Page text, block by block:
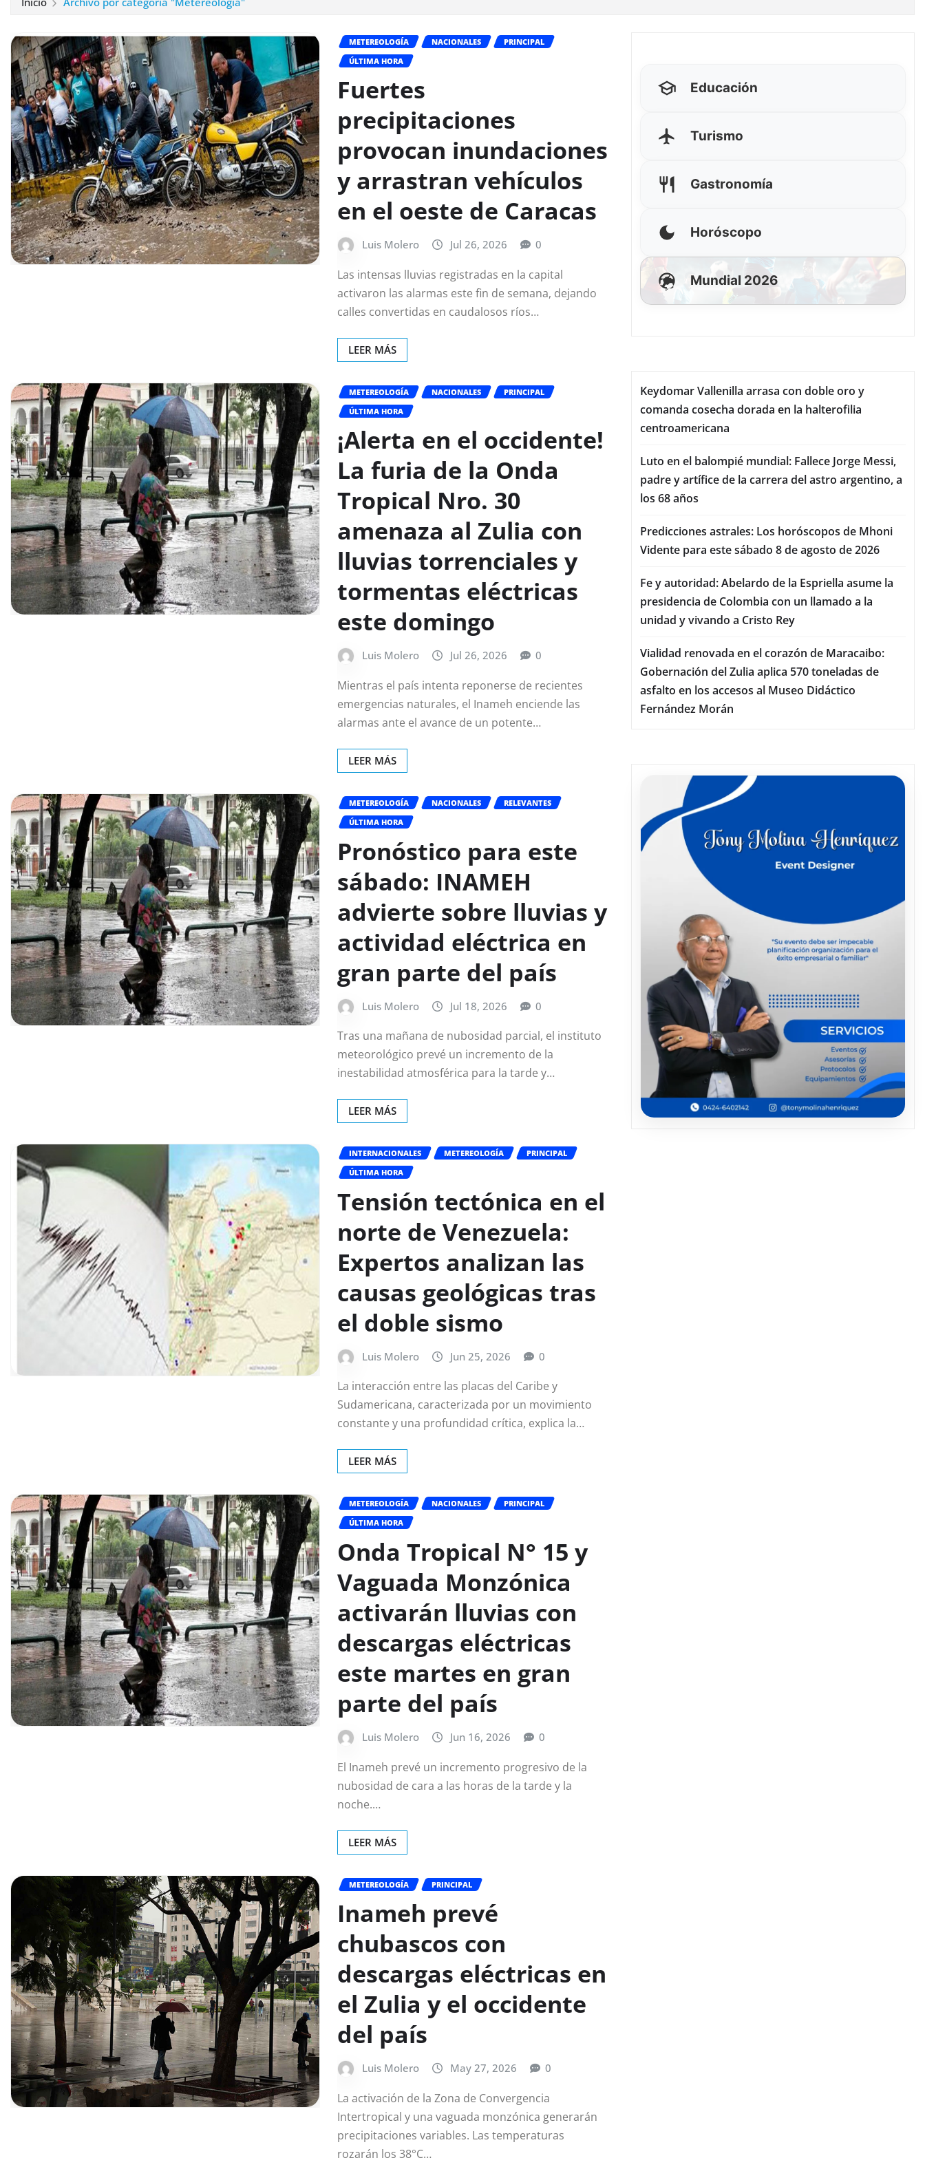
METEREOLOGÍA NACIONALES
PRINCIPAL
ÚLTIMA HORA
Fuertes
precipitaciones
provocan inundaciones
y arrastran vehículos
en el oeste de Caracas
Luis Molero Jul 26, 2026 0
Las intensas lluvias registradas en la capital
activaron las alarmas este fin de semana, dejando
calles convertidas en caudalosos ríos…
LEER MÁS
METEREOLOGÍA NACIONALES
PRINCIPAL
ÚLTIMA HORA
¡Alerta en el occidente!
La furia de la Onda
Tropical Nro. 30
amenaza al Zulia con
lluvias torrenciales y
tormentas eléctricas
este domingo
Luis Molero Jul 26, 2026 0
Mientras el país intenta reponerse de recientes
emergencias naturales, el Inameh enciende las
alarmas ante el avance de un potente…
LEER MÁS
METEREOLOGÍA NACIONALES
RELEVANTES
ÚLTIMA HORA
Pronóstico para este
sábado: INAMEH
advierte sobre lluvias y
actividad eléctrica en
gran parte del país
Luis Molero Jul 18, 2026 0
Tras una mañana de nubosidad parcial, el instituto
meteorológico prevé un incremento de la
inestabilidad atmosférica para la tarde y…
LEER MÁS
INTERNACIONALES METEREOLOGÍA
PRINCIPAL
ÚLTIMA HORA
Tensión tectónica en el
norte de Venezuela:
Expertos analizan las
causas geológicas tras
el doble sismo
Luis Molero Jun 25, 2026 0
La interacción entre las placas del Caribe y
Sudamericana, caracterizada por un movimiento
constante y una profundidad crítica, explica la…
LEER MÁS
METEREOLOGÍA NACIONALES
PRINCIPAL
ÚLTIMA HORA
Onda Tropical N° 15 y
Vaguada Monzónica
activarán lluvias con
descargas eléctricas
este martes en gran
parte del país
Luis Molero Jun 16, 2026 0
El Inameh prevé un incremento progresivo de la
nubosidad de cara a las horas de la tarde y la
noche.…
LEER MÁS
METEREOLOGÍA PRINCIPAL
Inameh prevé
chubascos con
descargas eléctricas en
el Zulia y el occidente
del país
Luis Molero May 27, 2026 0
La activación de la Zona de Convergencia
Intertropical y una vaguada monzónica generarán
precipitaciones variables. Las temperaturas
rozarán los 38°C…
Educación
Turismo
Gastronomía
Horóscopo
Mundial 2026
Keydomar Vallenilla arrasa con doble oro y
comanda cosecha dorada en la halterofilia
centroamericana
Luto en el balompié mundial: Fallece Jorge Messi,
padre y artífice de la carrera del astro argentino, a
los 68 años
Predicciones astrales: Los horóscopos de Mhoni
Vidente para este sábado 8 de agosto de 2026
Fe y autoridad: Abelardo de la Espriella asume la
presidencia de Colombia con un llamado a la
unidad y vivando a Cristo Rey
Vialidad renovada en el corazón de Maracaibo:
Gobernación del Zulia aplica 570 toneladas de
asfalto en los accesos al Museo Didáctico
Fernández Morán